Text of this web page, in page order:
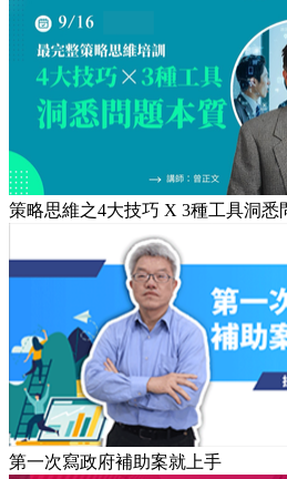
策略思維之4大技巧 X 3種工具洞悉
第一次寫政府補助案就上手